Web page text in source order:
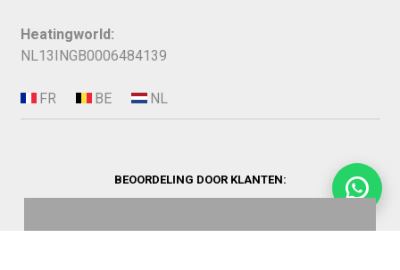
Heatingworld:
NL13INGB0006484139
BEOORDELING DOOR KLANTEN: